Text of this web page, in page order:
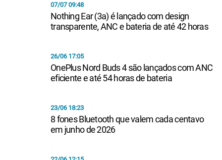
07/07 09:48
Nothing Ear (3a) é lançado com design
transparente, ANC e bateria de até 42 horas
26/06 17:05
OnePlus Nord Buds 4 são lançados com ANC
eficiente e até 54 horas de bateria
23/06 18:23
8 fones Bluetooth que valem cada centavo
em junho de 2026